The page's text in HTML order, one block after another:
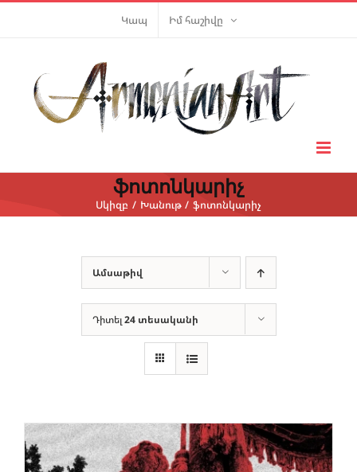
Կապ Իմ հաշիվը
ֆոտոնկարիչ
Սկիզբ Խանութ ֆոտոնկարիչ
Ամսաթիվ
Դիտել24 տեսականի